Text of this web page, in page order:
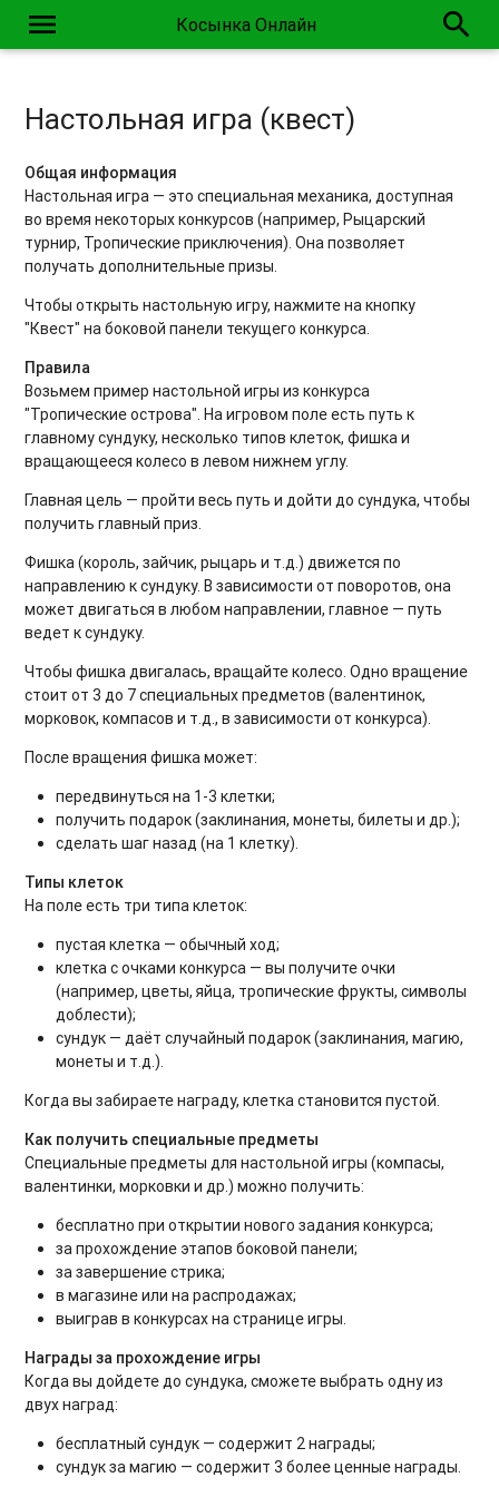
menu Косынка Онлайн search
Настольная игра (квест)
Общая информация
Настольная игра — это специальная механика, доступная
во время некоторых конкурсов (например, Рыцарский
турнир, Тропические приключения). Она позволяет
получать дополнительные призы.
Чтобы открыть настольную игру, нажмите на кнопку
"Квест" на боковой панели текущего конкурса.
Правила
Возьмем пример настольной игры из конкурса
"Тропические острова". На игровом поле есть путь к
главному сундуку, несколько типов клеток, фишка и
вращающееся колесо в левом нижнем углу.
Главная цель — пройти весь путь и дойти до сундука, чтобы
получить главный приз.
Фишка (король, зайчик, рыцарь и т.д.) движется по
направлению к сундуку. В зависимости от поворотов, она
может двигаться в любом направлении, главное — путь
ведет к сундуку.
Чтобы фишка двигалась, вращайте колесо. Одно вращение
стоит от 3 до 7 специальных предметов (валентинок,
морковок, компасов и т.д., в зависимости от конкурса).
После вращения фишка может:
передвинуться на 1-3 клетки;
получить подарок (заклинания, монеты, билеты и др.);
сделать шаг назад (на 1 клетку).
Типы клеток
На поле есть три типа клеток:
пустая клетка — обычный ход;
клетка с очками конкурса — вы получите очки
(например, цветы, яйца, тропические фрукты, символы
доблести);
сундук — даёт случайный подарок (заклинания, магию,
монеты и т.д.).
Когда вы забираете награду, клетка становится пустой.
Как получить специальные предметы
Специальные предметы для настольной игры (компасы,
валентинки, морковки и др.) можно получить:
бесплатно при открытии нового задания конкурса;
за прохождение этапов боковой панели;
за завершение стрика;
в магазине или на распродажах;
выиграв в конкурсах на странице игры.
Награды за прохождение игры
Когда вы дойдете до сундука, сможете выбрать одну из
двух наград:
бесплатный сундук — содержит 2 награды;
сундук за магию — содержит 3 более ценные награды.